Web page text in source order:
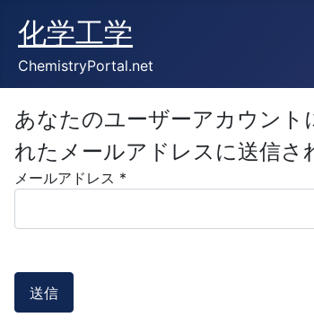
化学工学
ChemistryPortal.net
あなたのユーザーアカウン
れたメールアドレスに送信さ
メールアドレス *
送信